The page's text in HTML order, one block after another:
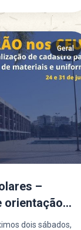
Geral
–
orientação
dois sábados,